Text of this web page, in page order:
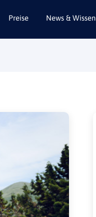
Hochbau / Rohbau
Lieferungen
Planungsleistungen
Preise News & Wissen